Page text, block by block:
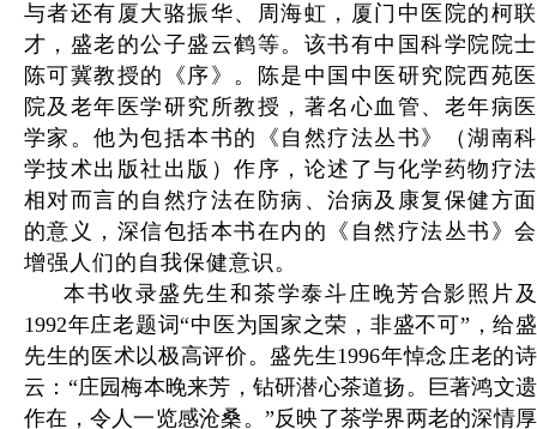
与者还有厦大骆振华、周海虹，厦门中医院的柯联
才，盛老的公子盛云鹤等。该书有中国科学院院士
陈可冀教授的《序》。陈是中国中医研究院西苑医
院及老年医学研究所教授，著名心血管、老年病医
学家。他为包括本书的《自然疗法丛书》（湖南科
学技术出版社出版）作序，论述了与化学药物疗法
相对而言的自然疗法在防病、治病及康复保健方面
的意义，深信包括本书在内的《自然疗法丛书》会
增强人们的自我保健意识。
本书收录盛先生和茶学泰斗庄晚芳合影照片及
1992年庄老题词“中医为国家之荣，非盛不可”，给盛
先生的医术以极高评价。盛先生1996年悼念庄老的诗
云：“庄园梅本晚来芳，钻研潜心茶道扬。巨著鸿文遗
作在，令人一览感沧桑。”反映了茶学界两老的深情厚